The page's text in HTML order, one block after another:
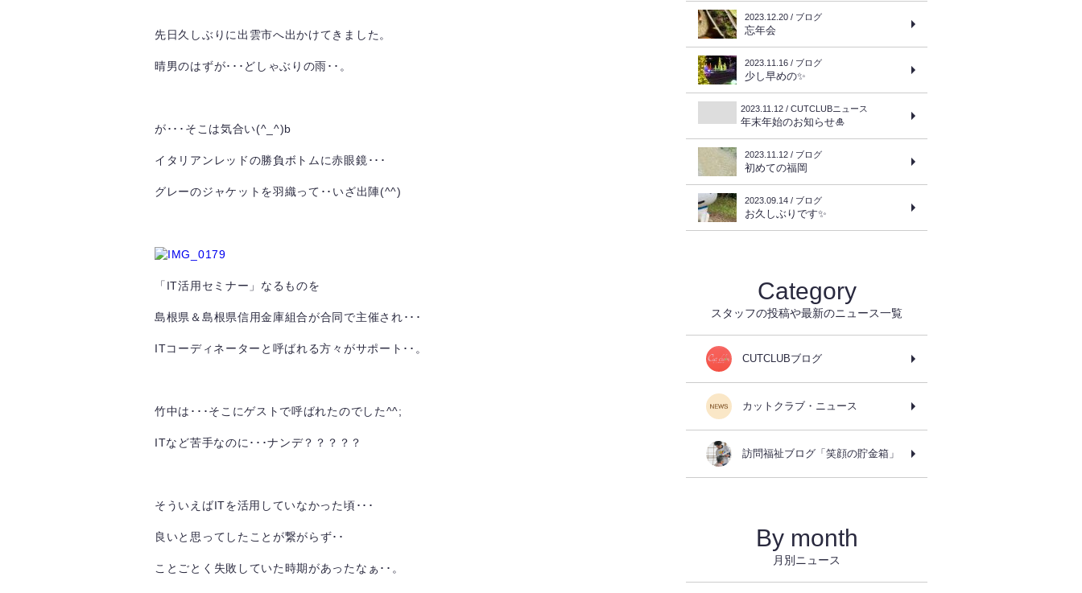
先日久しぶりに出雲市へ出かけてきました。
晴男のはずが･･･どしゃぶりの雨･･。
が･･･そこは気合い(^_^)b
イタリアンレッドの勝負ボトムに赤眼鏡･･･
グレーのジャケットを羽織って･･いざ出陣(^^)
「IT活用セミナー」なるものを
島根県＆島根県信用金庫組合が合同で主催され･･･
ITコーディネーターと呼ばれる方々がサポート･･。
竹中は･･･そこにゲストで呼ばれたのでした^^;
ITなど苦手なのに･･･ナンデ？？？？？
そういえばITを活用していなかった頃･･･
良いと思ってしたことが繋がらず･･
ことごとく失敗していた時期があったなぁ･･。
2023.12.20 / ブログ
忘年会
2023.11.16 / ブログ
少し早めの✨
2023.11.12 / CUTCLUBニュース
年末年始のお知らせ🎍
2023.11.12 / ブログ
初めての福岡
2023.09.14 / ブログ
お久しぶりです✨
Category
スタッフの投稿や最新のニュース一覧
CUTCLUBブログ
カットクラブ・ニュース
訪問福祉ブログ「笑顔の貯金箱」
By month
月別ニュース